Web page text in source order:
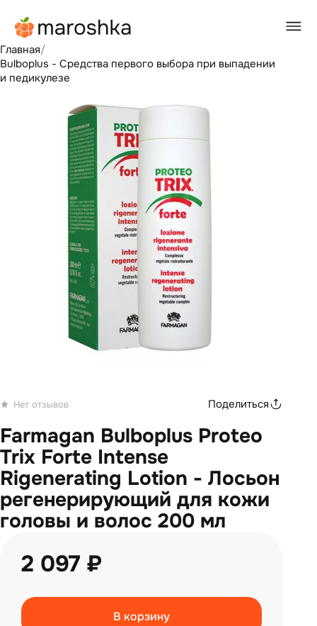
Главная/
Bulboplus - Средства первого выбора при выпадении
и педикулезе
Нет отзывов Поделиться
Farmagan Bulboplus Proteo
Trix Forte Intense
Rigenerating Lotion - Лосьон
регенерирующий для кожи
головы и волос 200 мл
2 097 ₽
В корзину